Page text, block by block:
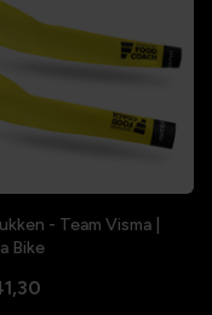
- Team Visma |
Bike